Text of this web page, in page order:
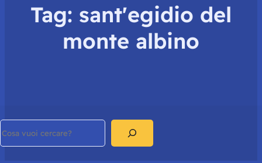
Tag: sant'egidio del
monte albino